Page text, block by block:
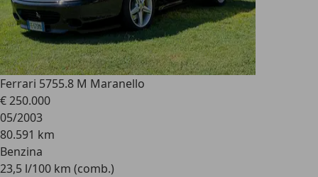
Ferrari 5755.8 M Maranello
€ 250.000
05/2003
80.591 km
Benzina
23,5 l/100 km (comb.)